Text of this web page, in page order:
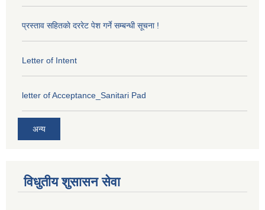
प्रस्ताव सहितकाे दररेट पेश गर्ने सम्बन्धी सूचना !
Letter of Intent
letter of Acceptance_Sanitari Pad
अन्य
विधुतीय शुसासन सेवा